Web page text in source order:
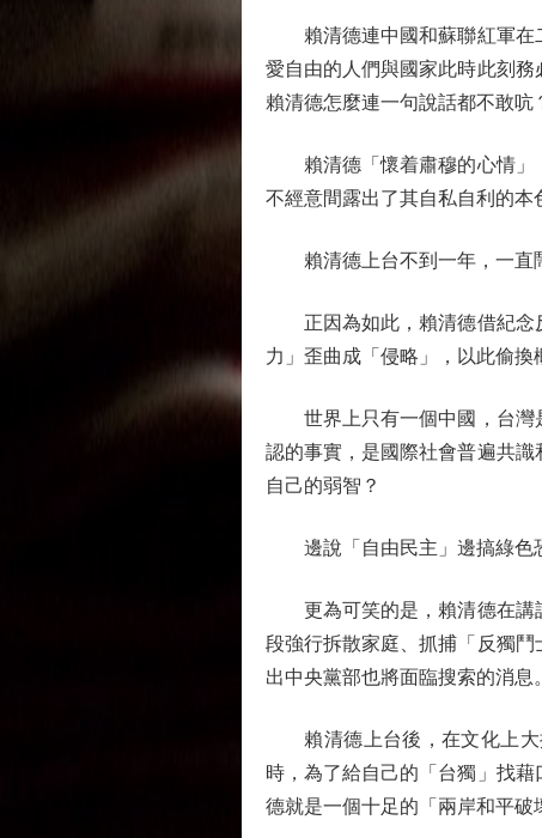
賴清德連中國和蘇聯紅軍在二
愛自由的人們與國家此時此刻
賴清德怎麼連一句說話都不敢吭
賴清德「懷着肅穆的心情」，
不經意間露出了其自私自利的本
賴清德上台不到一年，一直鬧
正因為如此，賴清德借紀念反
力」歪曲成「侵略」，以此偷換
世界上只有一個中國，台灣是
認的事實，是國際社會普遍共
自己的弱智？
邊說「自由民主」邊搞綠色
更為可笑的是，賴清德在講話
段強行拆散家庭、抓捕「反獨
出中央黨部也將面臨搜索的消
賴清德上台後，在文化上大
時，為了給自己的「台獨」找
德就是一個十足的「兩岸和平破